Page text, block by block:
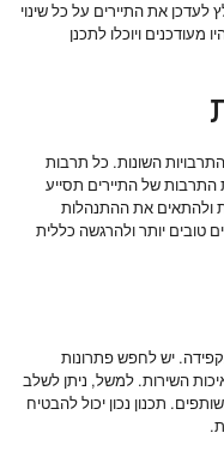
את התיירים על כל שינוי
מעודכנים ויוכלו לתכנן
השונות. כל תרבות
של התיירים תסייע
ולהתאים את ההתנהלות
טובים יותר ולהרגשה כללית
יש לחפש פתרונות
השירות. למשל, ניתן לשלב
תכנון נכון יכול להבטיח